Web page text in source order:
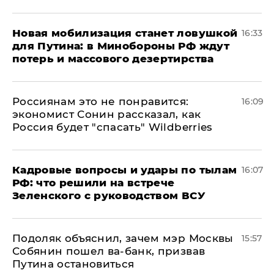
​Новая мобилизация станет ловушкой
для Путина: в Минобороны РФ ждут
потерь и массового дезертирства
16:33
Россиянам это не понравится:
экономист Сонин рассказал, как
Россия будет "спасать" Wildberries
16:09
Кадровые вопросы и удары по тылам
РФ: что решили на встрече
Зеленского с руководством ВСУ
16:07
Подоляк объяснил, зачем мэр Москвы
Собянин пошел ва-банк, призвав
Путина остановиться
15:57